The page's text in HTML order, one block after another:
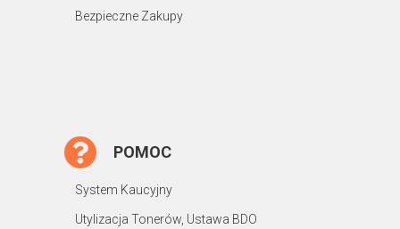
Bezpieczne Zakupy
POMOC
System Kaucyjny
Utylizacja Tonerów, Ustawa BDO